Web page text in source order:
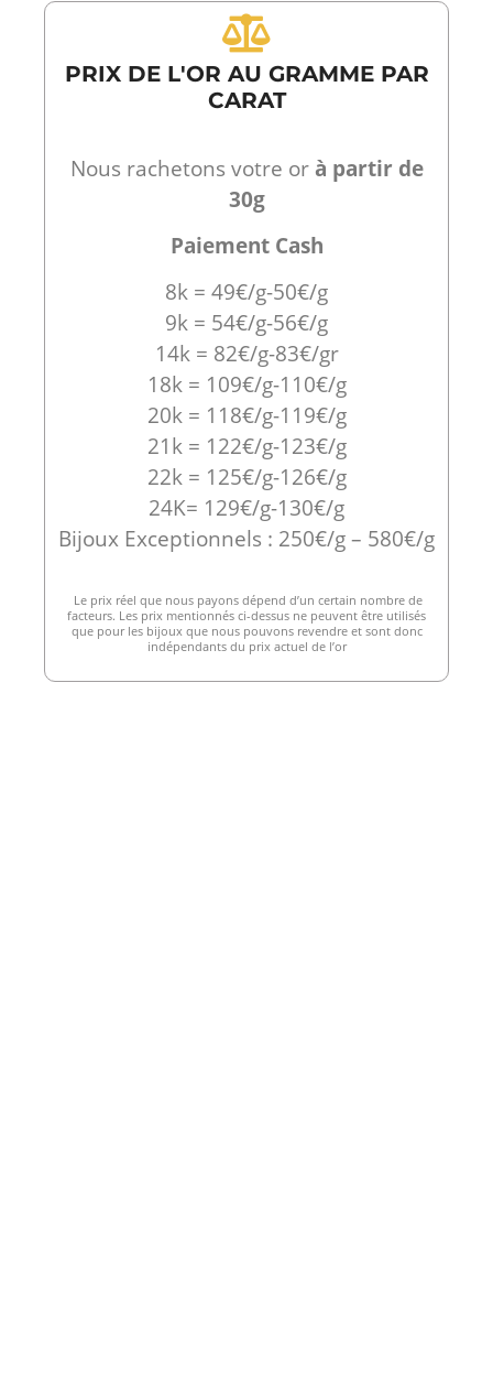
PRIX DE L'OR AU GRAMME PAR
CARAT
Nous rachetons votre orà partir de
30g
Paiement Cash
8k = 49€/g-50€/g
9k = 54€/g-56€/g
14k = 82€/g-83€/gr
18k = 109€/g-110€/g
20k = 118€/g-119€/g
21k = 122€/g-123€/g
22k = 125€/g-126€/g
24K= 129€/g-130€/g
Bijoux Exceptionnels : 250€/g – 580€/g
Le prix réel que nous payons dépend d’un certain nombre de
facteurs. Les prix mentionnés ci-dessus ne peuvent être utilisés
que pour les bijoux que nous pouvons revendre et sont donc
indépendants du prix actuel de l’or